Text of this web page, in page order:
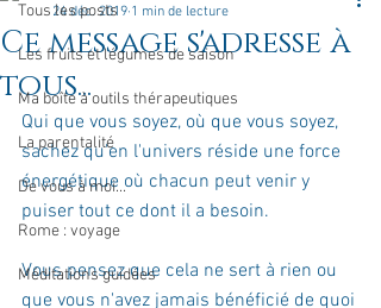
Tous les posts
Les fruits et légumes de saison
Ma boîte à outils thérapeutiques
La parentalité
De vous à moi...
Rome : voyage
Méditations guidées
Ce message s'adresse à
tous...
24 déc. 2019 1 min de lecture
Qui que vous soyez, où que vous soyez,
sachez qu'en l'univers réside une force
énergétique où chacun peut venir y
puiser tout ce dont il a besoin.
Vous pensez que cela ne sert à rien ou
que vous n'avez jamais bénéficié de quoi